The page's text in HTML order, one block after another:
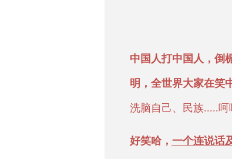
中国人打中国人，倒
明，全世界大家在笑
洗脑自己、民族.....呵
好笑哈， 一个连说话